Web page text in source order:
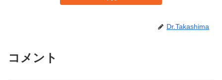
Dr.Takashima
コメント